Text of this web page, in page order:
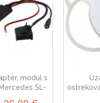
modul s
SL-